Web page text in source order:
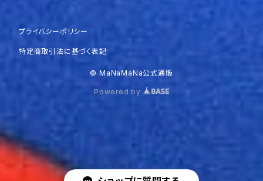
プライバシーポリシー
特定商取引法に基づく表記
© MaNaMaNa公式通販
Powered by